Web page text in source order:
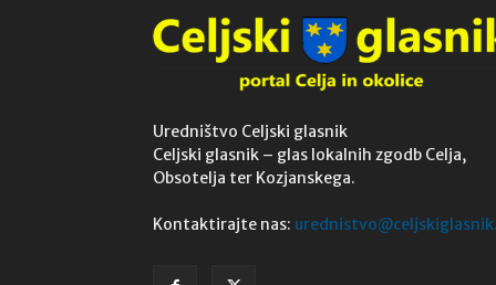
Uredništvo Celjski glasnik
Celjski glasnik – glas lokalnih zgodb Celja,
Obsotelja ter Kozjanskega.
Kontaktirajte nas: